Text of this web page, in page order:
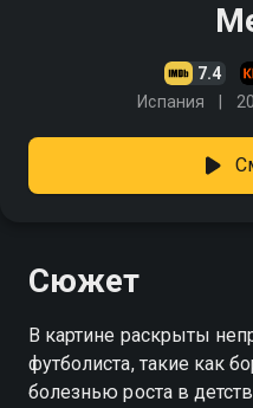
7.4
Испания
Сюжет
В картине раскрыты
футболиста, такие как
болезнью роста в